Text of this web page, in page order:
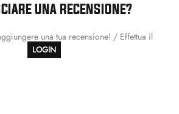
UNA RECENSIONE?
una tua recensione! / Effettua il
LOGIN